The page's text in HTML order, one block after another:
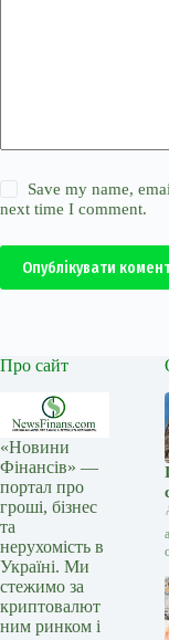
Save my name,
next time I comment.
Опублікувати
Про сайт
«Новини
Фінансів» —
портал про
гроші, бізнес
та
нерухомість в
Україні. Ми
стежимо за
криптовалют
ним ринком і